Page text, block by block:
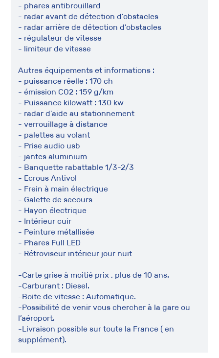
- phares antibrouillard
- radar avant de détection d'obstacles
- radar arrière de détection d'obstacles
- régulateur de vitesse
- limiteur de vitesse
Autres équipements et informations :
- puissance réelle : 170 ch
- émission CO2 : 159 g/km
- Puissance kilowatt : 130 kw
- radar d'aide au stationnement
- verrouillage à distance
- palettes au volant
- Prise audio usb
- jantes aluminium
- Banquette rabattable 1/3-2/3
- Ecrous Antivol
- Frein à main électrique
- Galette de secours
- Hayon électrique
- Intérieur cuir
- Peinture métallisée
- Phares Full LED
- Rétroviseur intérieur jour nuit
-Carte grise à moitié prix , plus de 10 ans.
-Carburant : Diesel.
-Boite de vitesse : Automatique.
-Possibilité de venir vous chercher à la gare ou
l’aéroport.
-Livraison possible sur toute la France ( en
supplément).